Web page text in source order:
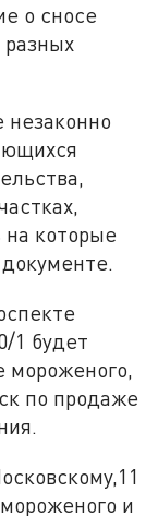
о сносе
разных
на которые
1 будет
мороженого,
по продаже
и